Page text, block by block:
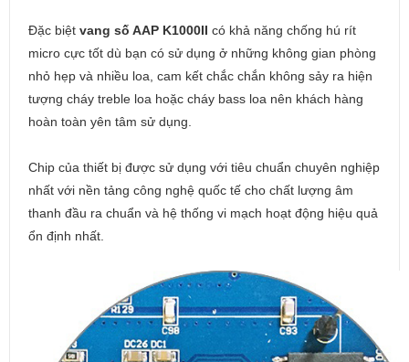
Đặc biệt vang số AAP K1000II có khả năng chống hú rít
micro cực tốt dù bạn có sử dụng ở những không gian phòng
nhỏ hẹp và nhiều loa, cam kết chắc chắn không sảy ra hiện
tượng cháy treble loa hoặc cháy bass loa nên khách hàng
hoàn toàn yên tâm sử dụng.
Chip của thiết bị được sử dụng với tiêu chuẩn chuyên nghiệp
nhất với nền tảng công nghệ quốc tế cho chất lượng âm
thanh đầu ra chuẩn và hệ thống vi mạch hoạt động hiệu quả
ổn định nhất.